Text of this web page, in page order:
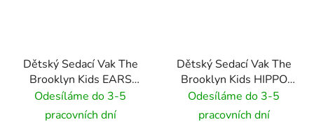
Dětský Sedací Vak The
Brooklyn Kids EARS
BR-9706 bordó
Odesíláme do 3-5
pracovních dní
Dětský Sedací Vak The
Brooklyn Kids HIPPO
SOFT BR-9684 šedá
Odesíláme do 3-5
pracovních dní